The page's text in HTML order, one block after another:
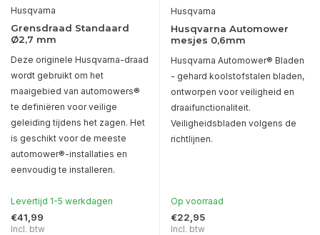
Husqvarna
Grensdraad Standaard
Ø2,7 mm
Deze originele Husqvarna-draad
wordt gebruikt om het
maaigebied van automowers®
te definiëren voor veilige
geleiding tijdens het zagen. Het
is geschikt voor de meeste
automower®-installaties en
eenvoudig te installeren.
Levertijd 1-5 werkdagen
€41,99
Incl. btw
Husqvarna
Husqvarna Automower
mesjes 0,6mm
Husqvarna Automower® Bladen
- gehard koolstofstalen bladen,
ontworpen voor veiligheid en
draaifunctionaliteit.
Veiligheidsbladen volgens de
richtlijnen.
Op voorraad
€22,95
Incl. btw